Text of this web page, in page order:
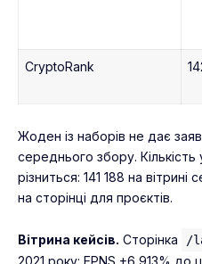
CryptoRank
Жоден із наборів не дає
середнього збору. Кількість
різниться: 141 188 на вітрині
на сторінці для проєктів.
Вітрина кейсів. Сторінка /
2021 року: EPNS +6 913% до